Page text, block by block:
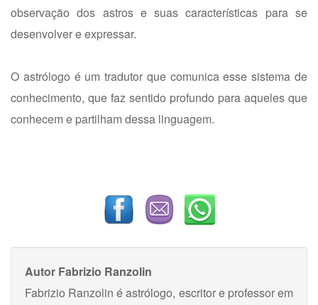
observação dos astros e suas características para se
desenvolver e expressar.
O astrólogo é um tradutor que comunica esse sistema de
conhecimento, que faz sentido profundo para aqueles que
conhecem e partilham dessa linguagem.
Autor Fabrizio Ranzolin
Fabrizio Ranzolin é astrólogo, escritor e professor em